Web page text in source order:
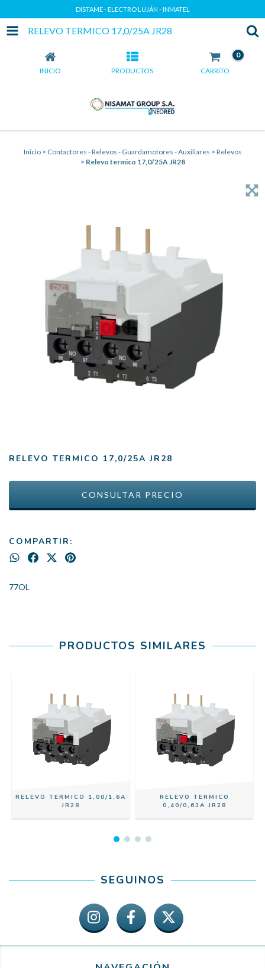
DISTAME - ELECTRO LUJÁN - INMATEL
RELEVO TERMICO 17,0/25A JR28
INICIO PRODUCTOS CARRITO
0
Inicio > Contactores - Relevos - Guardamotores - Auxiliares > Relevos
> Relevo termico 17,0/25A JR28
RELEVO TERMICO 17,0/25A JR28
COMPARTIR:
77OL
PRODUCTOS SIMILARES
RELEVO TERMICO 1,00/1,6A
JR28
RELEVO TERMICO
0,40/0,63A JR28
SEGUINOS